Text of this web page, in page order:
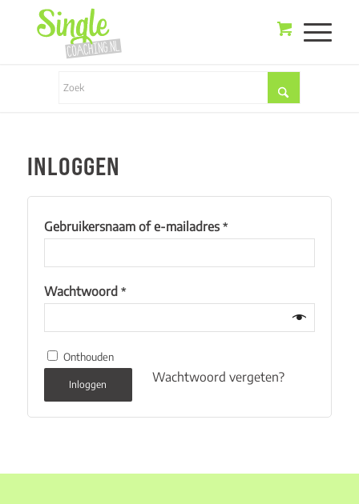
INLOGGEN
Gebruikersnaam of e-mailadres *
Wachtwoord *
Onthouden
Inloggen
Wachtwoord vergeten?